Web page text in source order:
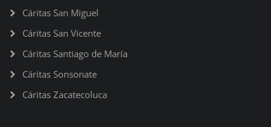
Cáritas San Miguel
Cáritas San Vicente
Cáritas Santiago de María
Cáritas Sonsonate
Cáritas Zacatecoluca